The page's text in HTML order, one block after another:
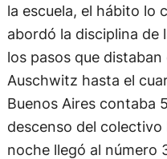
la escuela, el hábito lo
abordó la disciplina de
los pasos que
Auschwitz hasta el
Buenos Aires contaba
descenso del colectivo
noche llegó al número